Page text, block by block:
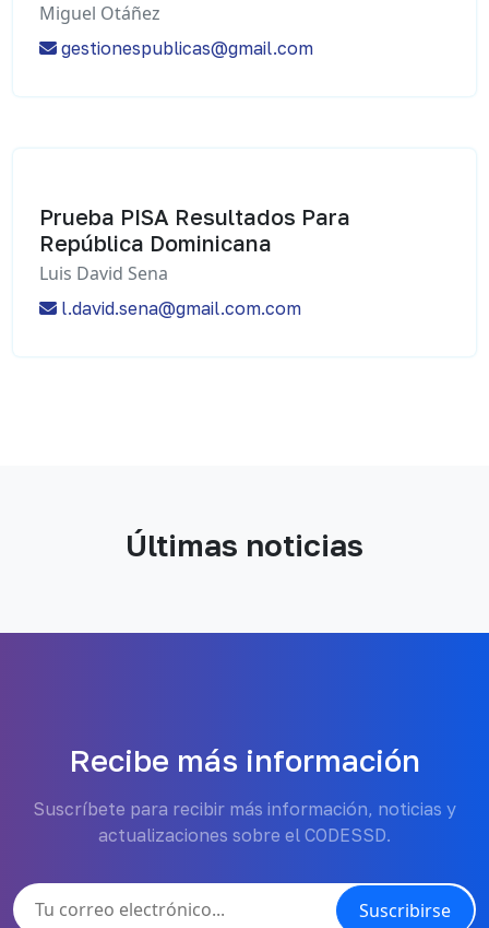
Miguel Otáñez
gestionespublicas@gmail.com
Prueba PISA Resultados Para
República Dominicana
Luis David Sena
l.david.sena@gmail.com.com
Últimas noticias
Recibe más información
Suscríbete para recibir más información, noticias y
actualizaciones sobre el CODESSD.
Suscribirse